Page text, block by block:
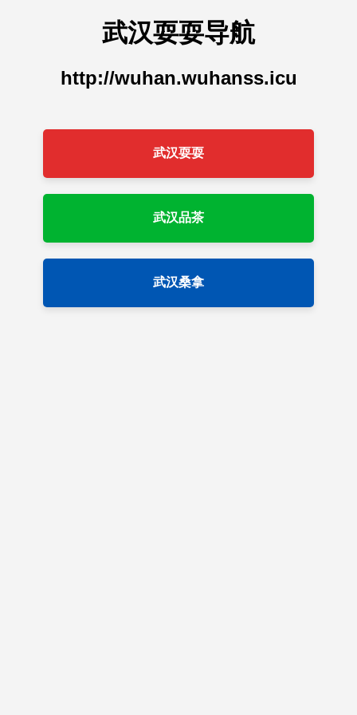
武汉耍耍导航
http://wuhan.wuhanss.icu
武汉耍耍
武汉品茶
武汉桑拿